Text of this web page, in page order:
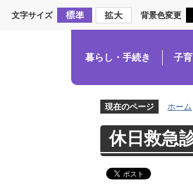
文字サイズ 背景色変更
暮らし・手続き 子
現在のページ ホーム
休日救急